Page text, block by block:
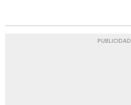
PUBLICIDAD